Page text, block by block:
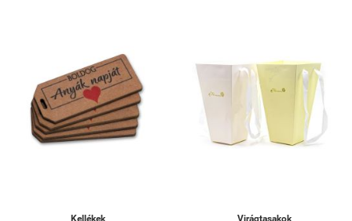
Kellékek Virágtasakok